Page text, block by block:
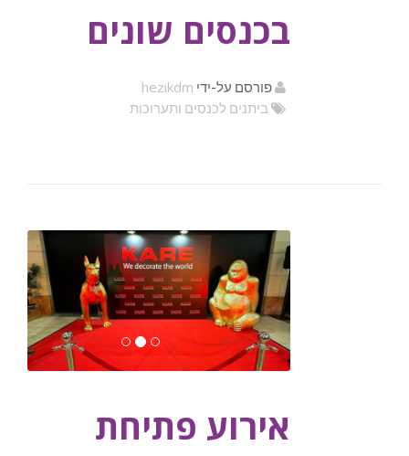
בכנסים שונים
פורסם על-ידי hezikdm
ביתנים לכנסים ותערוכות
אירוע פתיחת